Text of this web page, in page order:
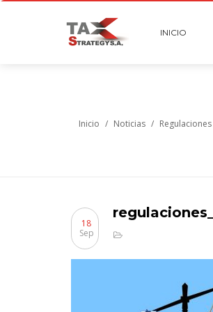
INICIO
Inicio / Noticias /
18
Sep